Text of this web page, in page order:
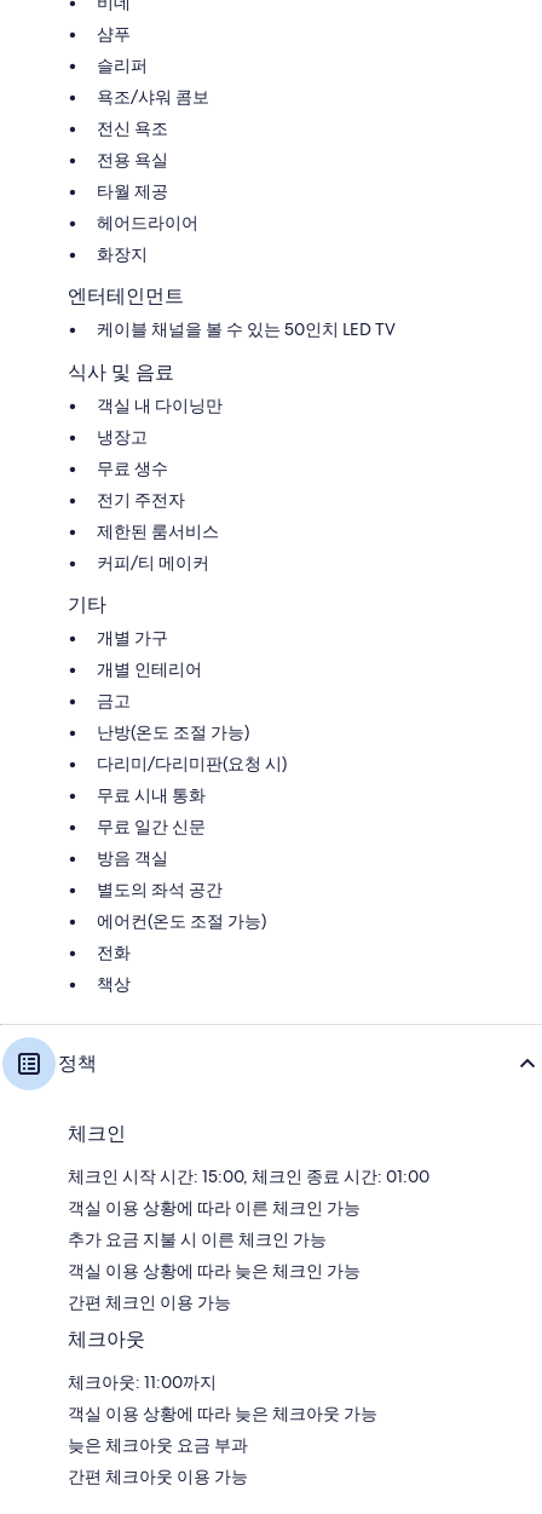
샴푸
슬리퍼
욕조/샤워 콤보
전신 욕조
전용 욕실
타월 제공
헤어드라이어
화장지
엔터테인먼트
케이블 채널을 볼 수 있는 50인치 LED TV
식사 및 음료
객실 내 다이닝만
냉장고
무료 생수
전기 주전자
제한된 룸서비스
커피/티 메이커
기타
개별 가구
개별 인테리어
금고
난방(온도 조절 가능)
다리미/다리미판(요청 시)
무료 시내 통화
무료 일간 신문
방음 객실
별도의 좌석 공간
에어컨(온도 조절 가능)
전화
책상
정책
체크인
체크인 시작 시간: 15:00, 체크인 종료 시간: 01:00
객실 이용 상황에 따라 이른 체크인 가능
추가 요금 지불 시 이른 체크인 가능
객실 이용 상황에 따라 늦은 체크인 가능
간편 체크인 이용 가능
체크아웃
체크아웃: 11:00까지
객실 이용 상황에 따라 늦은 체크아웃 가능
늦은 체크아웃 요금 부과
간편 체크아웃 이용 가능